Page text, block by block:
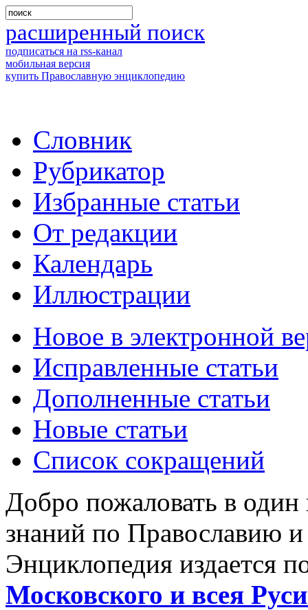
расширенный поиск
подписаться на rss-канал
мобильная версия
купить Православную энциклопедию
Словник
Рубрикатор
Избранные статьи
От редакции
Календарь
Иллюстрации
Новое в электронной
Исправленные статьи
Дополненные статьи
Новые статьи
Список сокращений
Добро пожаловать в
знаний по Православию
Энциклопедия издается
Московского и всея